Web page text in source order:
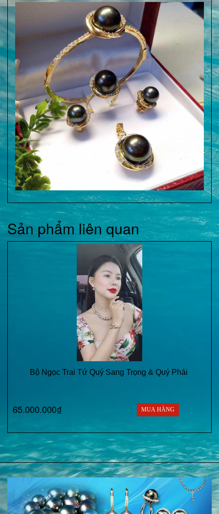
Sản phẩm liên quan
Bộ Ngọc Trai Tứ Quý Sang Trọng & Quý Phái
65.000.000₫ MUA HÀNG